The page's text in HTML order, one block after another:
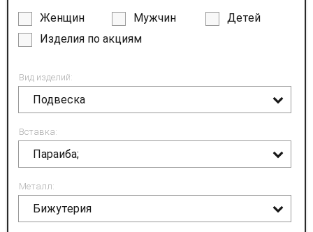
Женщин Мужчин
Детей
Изделия по акциям
Вид изделий:
Подвеска
Вставка:
Параиба;
Металл:
Бижутерия